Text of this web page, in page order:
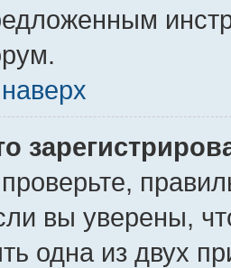
вы уверены,
одна из двух